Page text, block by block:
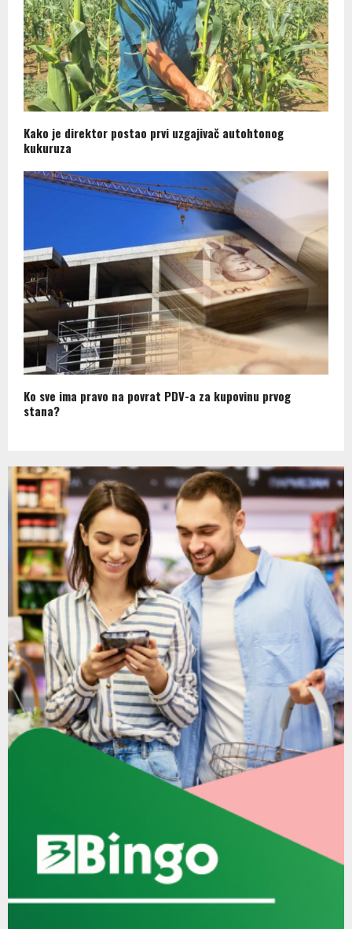
Kako je direktor postao prvi uzgajivač autohtonog
kukuruza
Ko sve ima pravo na povrat PDV-a za kupovinu prvog
stana?